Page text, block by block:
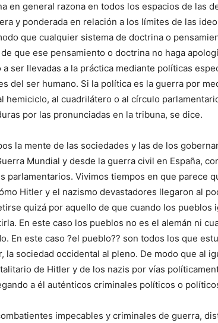
en general razona en todos los espacios de las
y ponderada en relación a los límites de las
que cualquier sistema de doctrina o
que ese pensamiento o doctrina no haga
ser llevadas a la práctica mediante políticas
del ser humano. Si la política es la gue­rra por
hemi­ciclo, al cuadrilátero o al círculo
por las pronunciadas en la tribuna, se dice.
la mente de las sociedades y las de los
Mun­dial y desde la guerra civil en España,
parlamentarios. Vivimos tiempos en que pa­rece
Hitler y el na­zismo devastadores llegaron al
quizá por aquello de que cuando los pue­blos
En este caso los pueblos no es el alemán ni
En este caso ?el pueblo?? son todos los que
la sociedad occidental al pleno. De modo que al
de Hitler y de los nazis por vías
a él auténticos criminales políticos o
im­pecables y criminales de guerra,